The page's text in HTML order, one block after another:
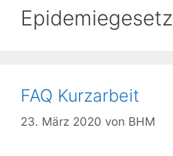
Epidemiegesetz
FAQ Kurzarbeit
23. März 2020 von BHM